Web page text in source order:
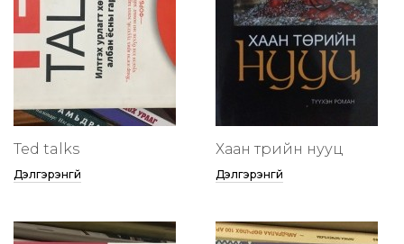
Ted talks
Дэлгэрэнгүй
Хаан төрийн нууц
Дэлгэрэнгүй